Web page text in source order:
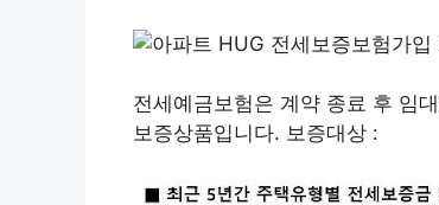
전세예금보험은 계약 종료 후 임
보증상품입니다. 보증대상 :